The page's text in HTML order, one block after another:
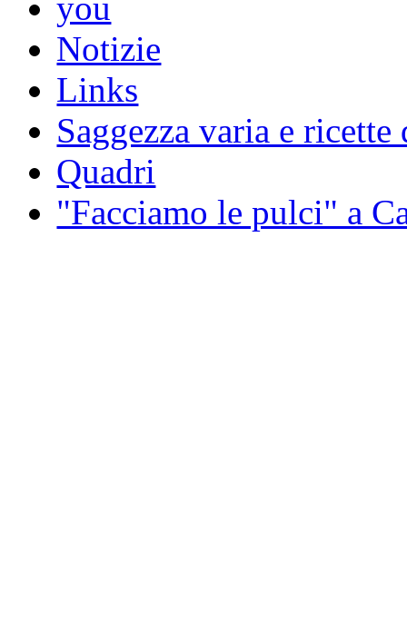
you
Notizie
Links
Saggezza varia e
Quadri
"Facciamo le pulci" a